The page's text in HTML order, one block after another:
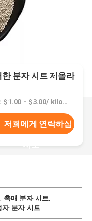
분자 시트 제올라
가격：$1.00 - $3.00/ kilogram
저희에게 연락하십
시오
, 촉매 분자 시트,
자 분자 시트